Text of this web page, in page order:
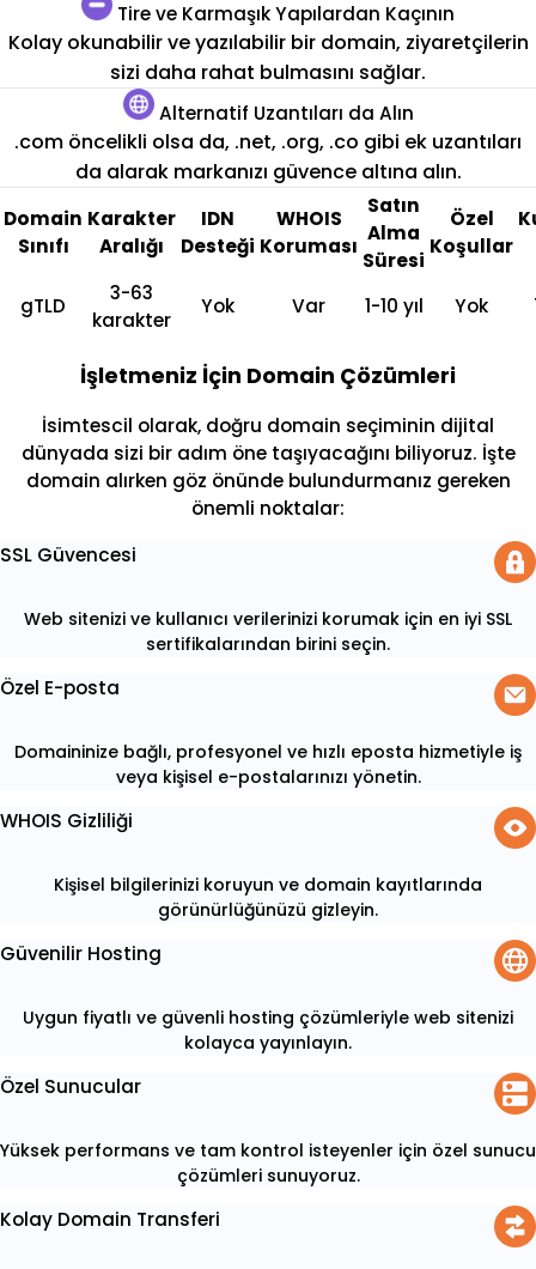
Tire ve Karmaşık Yapılardan Kaçının
Kolay okunabilir ve yazılabilir bir domain, ziyaretçilerin
sizi daha rahat bulmasını sağlar.
Alternatif Uzantıları da Alın
.com öncelikli olsa da, .net, .org, .co gibi ek uzantıları
da alarak markanızı güvence altına alın.
Domain
Sınıfı
Karakter
Aralığı
IDN
Desteği
WHOIS
Koruması
Satın
Alma
Süresi
Özel
Koşullar
gTLD
3-63
karakter
Yok Var 1-10 yıl Yok
İşletmeniz İçin Domain Çözümleri
İsimtescil olarak, doğru domain seçiminin dijital
dünyada sizi bir adım öne taşıyacağını biliyoruz. İşte
domain alırken göz önünde bulundurmanız gereken
önemli noktalar:
SSL Güvencesi
Web sitenizi ve kullanıcı verilerinizi korumak için en iyi SSL
sertifikalarından birini seçin.
Özel E-posta
Domaininize bağlı, profesyonel ve hızlı eposta hizmetiyle iş
veya kişisel e-postalarınızı yönetin.
WHOIS Gizliliği
Kişisel bilgilerinizi koruyun ve domain kayıtlarında
görünürlüğünüzü gizleyin.
Güvenilir Hosting
Uygun fiyatlı ve güvenli hosting çözümleriyle web sitenizi
kolayca yayınlayın.
Özel Sunucular
Yüksek performans ve tam kontrol isteyenler için özel sunucu
çözümleri sunuyoruz.
Kolay Domain Transferi